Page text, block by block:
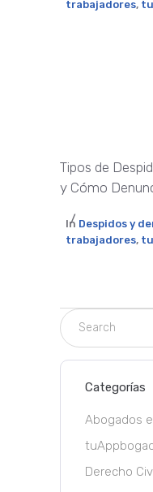
trabajadores,
Tipos de
y Cómo
In Despidos y
trabajadores,
Categorías
Abogados
Derecho